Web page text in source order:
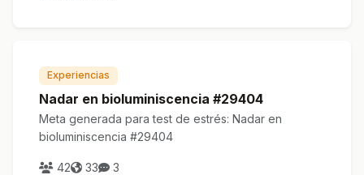
Experiencias
Nadar en bioluminiscencia #29404
Meta generada para test de estrés: Nadar en
bioluminiscencia #29404
42 33 3